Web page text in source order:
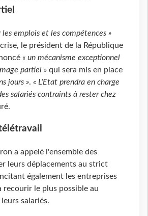
les emplois et les compétences »
le président de la République
« un mécanisme exceptionnel
partiel » qui sera mis en place
jours ». « L'Etat prendra en charge
salariés contraints à rester chez
a appelé l'ensemble des
leurs déplacements au strict
également les entreprises
recourir le plus possible au
salariés.